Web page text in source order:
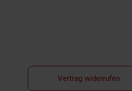
Vertrag widerrufen